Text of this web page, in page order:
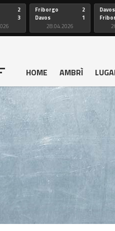
2
3
Friborgo
Davos
2
1
28.04.2026
Davos
HOME AMBRÌ